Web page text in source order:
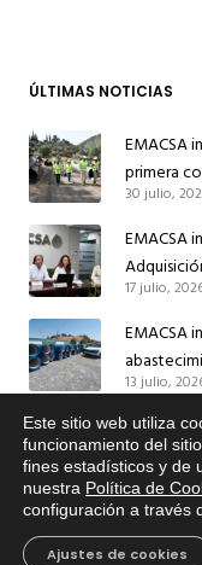
ÚLTIMAS NOTICIAS
EMACSA
primera
el
30 julio,
EMACSA
sus redes
17 julio,
EMACSA
Ingeniero
13 julio,
2026
9 julio, 2026
Sem 2026
Este sitio web utiliza
funcionamiento del
fines estadísticos y de
nuestra Política de
configuración a través
Ajustes de cookies